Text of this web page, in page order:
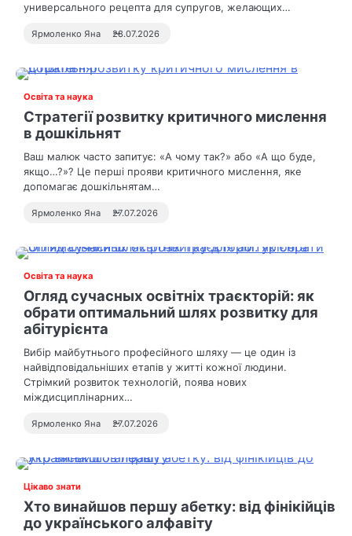
универсального рецепта для супругов, желающих…
Ярмоленко Яна 28.07.2026
Освіта та наука
Стратегії розвитку критичного мислення
в дошкільнят
Ваш малюк часто запитує: «А чому так?» або «А що буде,
якщо…?»? Це перші прояви критичного мислення, яке
допомагає дошкільнятам…
Ярмоленко Яна 27.07.2026
Освіта та наука
Огляд сучасных освітніх траєкторій: як
обрати оптимальний шлях розвитку для
абітурієнта
Вибір майбутнього професійного шляху — це один із
найвідповідальніших етапів у житті кожної людини.
Стрімкий розвиток технологій, поява нових
міждисциплінарних…
Ярмоленко Яна 27.07.2026
Цікаво знати
Хто винайшов першу абетку: від фінікійців
до українського алфавіту